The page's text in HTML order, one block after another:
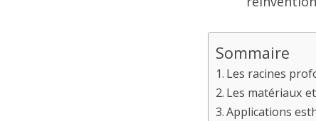
Sommaire
Les racines
Les matériaux
Applications